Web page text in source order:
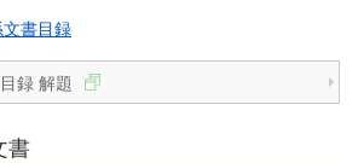
書目録
録 解題
書